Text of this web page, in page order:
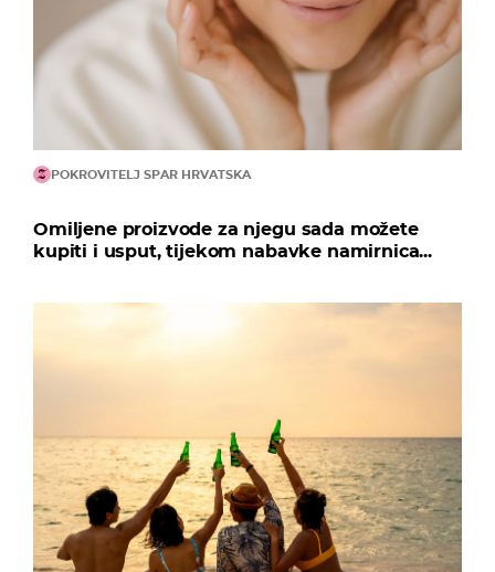
POKROVITELJ SPAR HRVATSKA
Omiljene proizvode za njegu sada možete
kupiti i usput, tijekom nabavke namirnica...